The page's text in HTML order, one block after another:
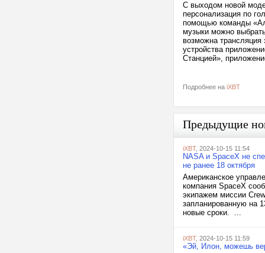
С выходом новой
персонализация по
помощью команды
музыки можно
возможна трансляция
устройства
Станцией»,
Подробнее на iXBT
Предыдущие
iXBT, 2024-10-15 11:54
NASA и SpaceX не
не ранее 18 октября
Американское
компания SpaceX
экипажем миссии
запланированную на
новые сроки. ...
iXBT, 2024-10-15 11:59
«Эй, Илон, можешь